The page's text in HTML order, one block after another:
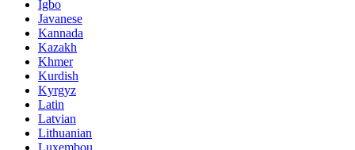
Igbo
Javanese
Kannada
Kazakh
Khmer
Kurdish
Kyrgyz
Latin
Latvian
Lithuanian
Luxembou..